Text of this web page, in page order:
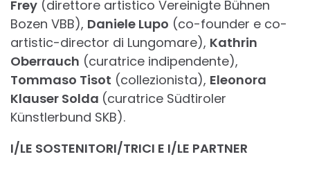
Frey (direttore artistico Vereinigte Bühnen
Bozen VBB), Daniele Lupo (co-founder e co-
artistic-director di Lungomare), Kathrin
Oberrauch (curatrice indipendente),
Tommaso Tisot (collezionista), Eleonora
Klauser Solda (curatrice Südtiroler
Künstlerbund SKB).
I/LE SOSTENITORI/TRICI E I/LE PARTNER